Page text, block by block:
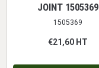
JOINT 1505369
1505369
€21,60 HT